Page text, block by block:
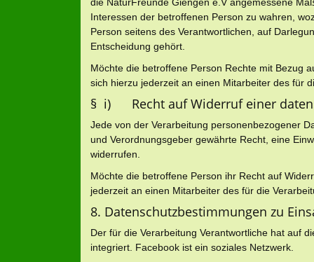
Interessen der betroffenen Person zu wahren,
Person seitens des Verantwortlichen, auf
Entscheidung gehört.
Möchte die betroffene Person Rechte mit Bezug
sich hierzu jederzeit an einen Mitarbeiter des für
§ i) Recht auf Widerruf einer
Jede von der Verarbeitung personenbezogener
und Verordnungsgeber gewährte Recht, eine
widerrufen.
Möchte die betroffene Person ihr Recht auf
jederzeit an einen Mitarbeiter des für die
8. Datenschutzbestimmungen zu
Der für die Verarbeitung Verantwortliche hat auf
integriert. Facebook ist ein soziales Netzwerk.